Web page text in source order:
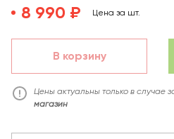
8 990 ₽ Цена за шт.
В корзину
Цены актуальны только в случае
магазин